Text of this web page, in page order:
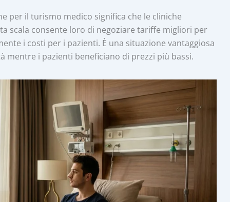
per il turismo medico significa che le cliniche
scala consente loro di negoziare tariffe migliori per
i costi per i pazienti. È una situazione vantaggiosa
i pazienti beneficiano di prezzi più bassi.